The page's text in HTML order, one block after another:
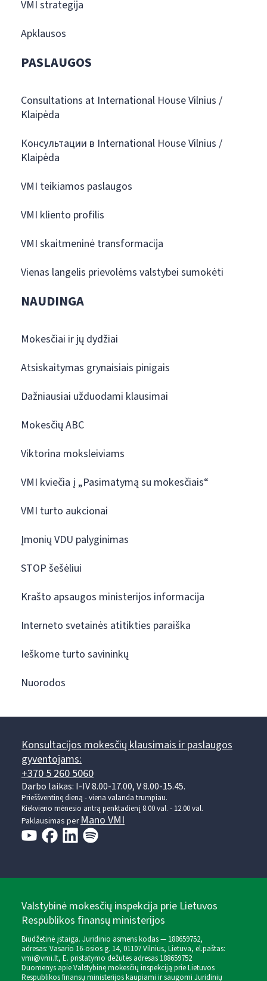
VMI strategija
Apklausos
PASLAUGOS
Consultations at International House Vilnius /
Klaipėda
Консультации в International House Vilnius /
Klaipėda
VMI teikiamos paslaugos
VMI kliento profilis
VMI skaitmeninė transformacija
Vienas langelis prievolėms valstybei sumokėti
NAUDINGA
Mokesčiai ir jų dydžiai
Atsiskaitymas grynaisiais pinigais
Dažniausiai užduodami klausimai
Mokesčių ABC
Viktorina moksleiviams
VMI kviečia į „Pasimatymą su mokesčiais“
VMI turto aukcionai
Įmonių VDU palyginimas
STOP šešėliui
Krašto apsaugos ministerijos informacija
Interneto svetainės atitikties paraiška
Ieškome turto savininkų
Nuorodos
Konsultacijos mokesčių klausimais ir paslaugos
gyventojams:
+370 5 260 5060
Darbo laikas: I-IV 8.00-17.00, V 8.00-15.45.
Prieššventinę dieną - viena valanda trumpiau.
Kiekvieno mėnesio antrą penktadienį 8.00 val. - 12.00 val.
Paklausimas perMano VMI
Valstybinė mokesčių inspekcija prie Lietuvos
Respublikos finansų ministerijos
Biudžetinė įstaiga. Juridinio asmens kodas — 188659752,
adresas: Vasario 16-osios g. 14, 01107 Vilnius, Lietuva, el.paštas:
vmi@vmi.lt, E. pristatymo dėžutės adresas 188659752
Duomenys apie Valstybinę mokesčių inspekciją prie Lietuvos
Respublikos finansų ministerijos kaupiami ir saugomi Juridinių